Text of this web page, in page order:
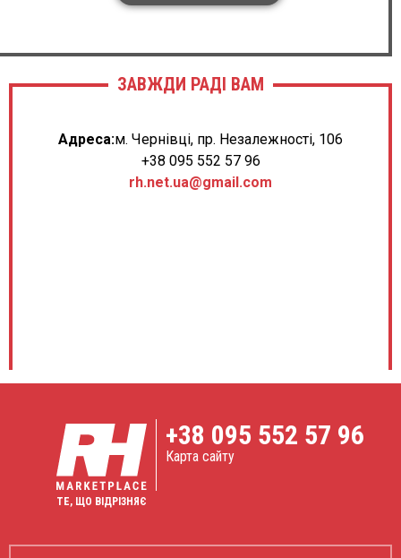
ЗАВЖДИ РАДІ ВАМ
Адреса:м. Чернівці, пр. Незалежності, 106
+38 095 552 57 96
rh.net.ua@gmail.com
ТЕ, ЩО ВІДРІЗНЯЄ
+38 095 552 57 96
Карта сайту